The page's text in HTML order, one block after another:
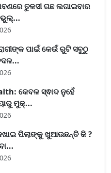
ତୁଳସୀ ଗଛ ଲଗାଇବାର
ଭୁଲ୍...
ପାଇଁ କେଉଁ ରୁଟି ସବୁଠୁ
କେବଳ ସ୍ଵାଦ ନୁହେଁ
ମୁକ୍...
ପିଲାଙ୍କୁ ଖୁଆଉଛନ୍ତି କି ?